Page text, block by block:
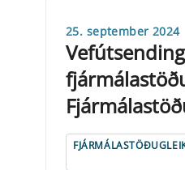
25. september 2024